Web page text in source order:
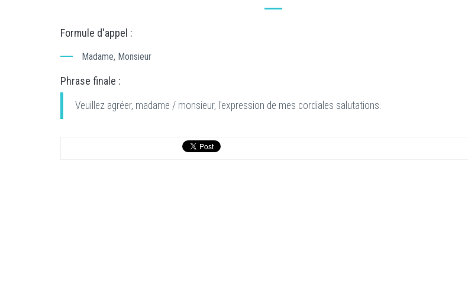
Formule d'appel :
Madame, Monsieur
Phrase finale :
Veuillez agréer, madame / monsieur, l'expression de mes cordiales salutations.